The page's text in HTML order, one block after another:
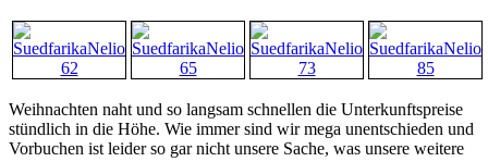
Weihnachten naht und so langsam schnellen die Unterkunftspreise
stündlich in die Höhe. Wie immer sind wir mega unentschieden und
Vorbuchen ist leider so gar nicht unsere Sache, was unsere weitere